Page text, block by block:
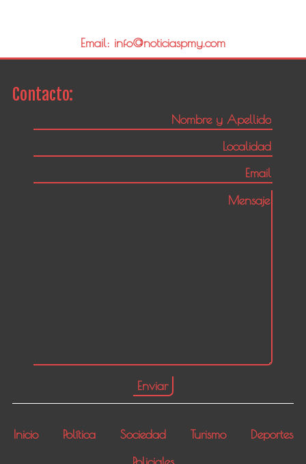
Email: info@noticiaspmy.com
Contacto:
Inicio Política Sociedad Turismo
Deportes